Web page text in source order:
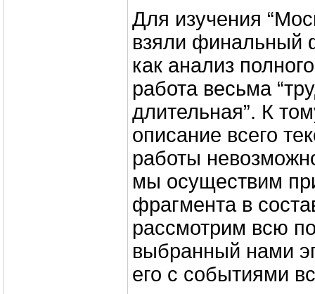
Для изучения
взяли финальный
как анализ
работа весьма
длительная”. К
описание всего
работы
мы осуществим
фрагмента в
рассмотрим всю
выбранный нами
его с событиями